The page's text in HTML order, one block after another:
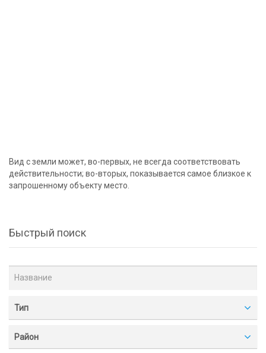
Вид с земли может, во-первых, не всегда соответствовать
действительности; во-вторых, показывается самое близкое к
запрошенному объекту место.
Быстрый поиск
Тип
Район